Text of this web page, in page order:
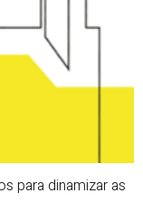
para dinamizar as